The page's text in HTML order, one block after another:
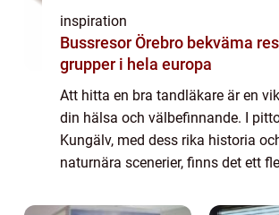
inspiration
Bussresor Örebro bekväma resor för
grupper i hela europa
Att hitta en bra tandläkare är en
din hälsa och välbefinnande. I
Kungälv, med dess rika historia
naturnära scenerier, finns det ett